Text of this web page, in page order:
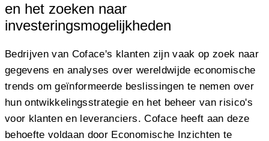
en het zoeken naar
investeringsmogelijkheden
Bedrijven van Coface's klanten zijn vaak op zoek naar
gegevens en analyses over wereldwijde economische
trends om geïnformeerde beslissingen te nemen over
hun ontwikkelingsstrategie en het beheer van risico's
voor klanten en leveranciers. Coface heeft aan deze
behoefte voldaan door Economische Inzichten te